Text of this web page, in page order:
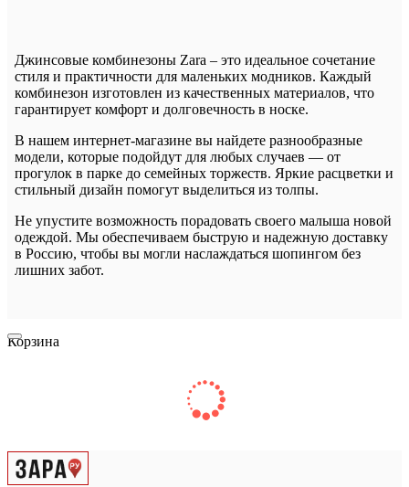
Джинсовые комбинезоны Zara – это идеальное сочетание
стиля и практичности для маленьких модников. Каждый
комбинезон изготовлен из качественных материалов, что
гарантирует комфорт и долговечность в носке.
В нашем интернет-магазине вы найдете разнообразные
модели, которые подойдут для любых случаев — от
прогулок в парке до семейных торжеств. Яркие расцветки и
стильный дизайн помогут выделиться из толпы.
Не упустите возможность порадовать своего малыша новой
одеждой. Мы обеспечиваем быструю и надежную доставку
в Россию, чтобы вы могли наслаждаться шопингом без
лишних забот.
Корзина